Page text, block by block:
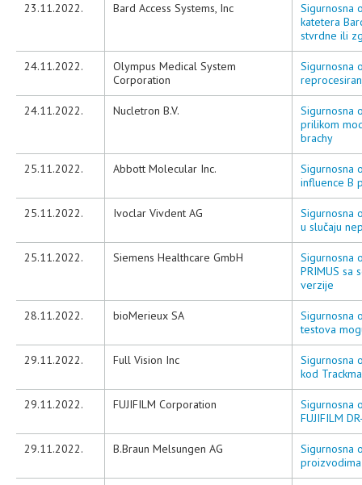
23.11.2022. Bard Access Systems, Inc
Sigurnosna
katetera
stvrdne ili
24.11.2022.
Olympus Medical System
Corporation
Sigurnosna
24.11.2022. Nucletron B.V.
Sigurnosna
prilikom
brachy
25.11.2022. Abbott Molecular Inc.
Sigurnosna
influence B
25.11.2022. Ivoclar Vivdent AG
Sigurnosna
u slučaju
25.11.2022. Siemens Healthcare GmbH
Sigurnosna
PRIMUS sa
verzije
28.11.2022. bioMerieux SA
Sigurnosna
testova
29.11.2022. Full Vision Inc
Sigurnosna
kod
29.11.2022. FUJIFILM Corporation
Sigurnosna
FUJIFILM
29.11.2022. B.Braun Melsungen AG
Sigurnosna
proizvodima